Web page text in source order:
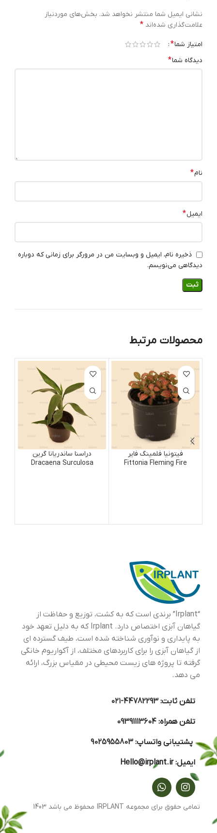
نشانی ایمیل شما منتشر نخواهد شد. بخش‌های موردنیاز
علامت‌گذاری شده‌اند *
امتیاز شما*
دیدگاه شما*
نام*
ایمیل*
ذخیره نام، ایمیل و وبسایت من در مرورگر برای زمانی که دوباره
دیدگاهی می‌نویسم.
محصولات مرتبط
فیتونیا فلمینگ فایر
Fittonia Fleming Fire
دراسنا ساندریانا گرین
Dracaena Surculosa
“Irplant” برندی است که به کشت، توزیع و حفاظت از
گیاهان آبزی اختصاص دارد. Irplant که به دلیل تعهد خود
به پایداری و نوآوری شناخته شده است، طیف گسترده ای
از گیاهان آبزی را برای کاربردهای مختلف، از آکواریوم خانگی
گرفته تا پروژه های زیست محیطی در مقیاس بزرگ، ارائه
می دهد.
تلفن ثابت:44782293-۰۲۱
تلفن همراه:09391113604
پشتیبانی واتساپ:9025955803
ایمیل:Hello@irplant.ir
تمامی حقوق برای مجموعه IRPLANT محفوظ می باشد 1403